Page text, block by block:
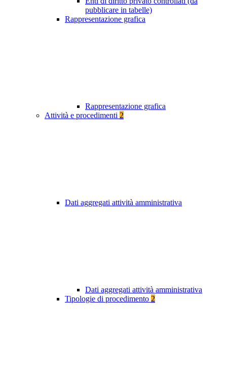
pubblicare in tabelle)
Rappresentazione grafica
Rappresentazione grafica
Attività e procedimenti 2
Dati aggregati attività amministrativa
Dati aggregati attività amministrativa
Tipologie di procedimento 2